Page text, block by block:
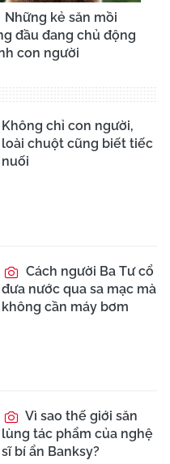
Những kẻ săn mồi
đầu đang chủ động
con người
Không chỉ con người,
loài chuột cũng biết tiếc
nuối
Cách người Ba Tư cổ
đưa nước qua sa mạc mà
không cần máy bơm
Vì sao thế giới săn
lùng tác phẩm của nghệ
sĩ bí ẩn Banksy?